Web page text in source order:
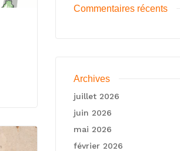
Commentaires récents
Archives
juillet 2026
juin 2026
mai 2026
février 2026